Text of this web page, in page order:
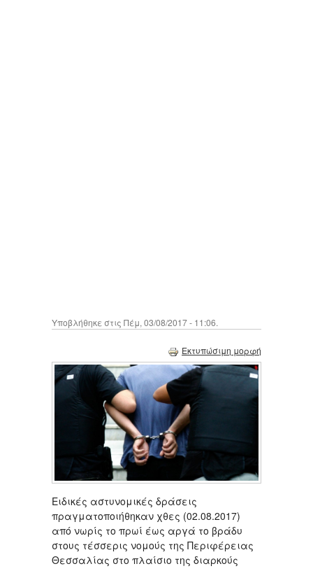
Υποβλήθηκε στις Πέμ, 03/08/2017 - 11:06.
Εκτυπώσιμη μορφή
Ειδικές αστυνομικές δράσεις
πραγματοποιήθηκαν χθες (02.08.2017)
από νωρίς το πρωί έως αργά το βράδυ
στους τέσσερις νομούς της Περιφέρειας
Θεσσαλίας στο πλαίσιο της διαρκούς